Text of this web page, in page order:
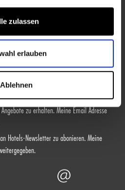
zulassen
erlauben
Ablehnen
Nachrichten von Shop Pullman per E-
über die Vearbeitung ihrer privaten
hier.
Live Limitless-Newsletter zu abonnieren
zu erhalten. Meine Email Adresse
Hotels-Newsletter zu abonieren. Meine